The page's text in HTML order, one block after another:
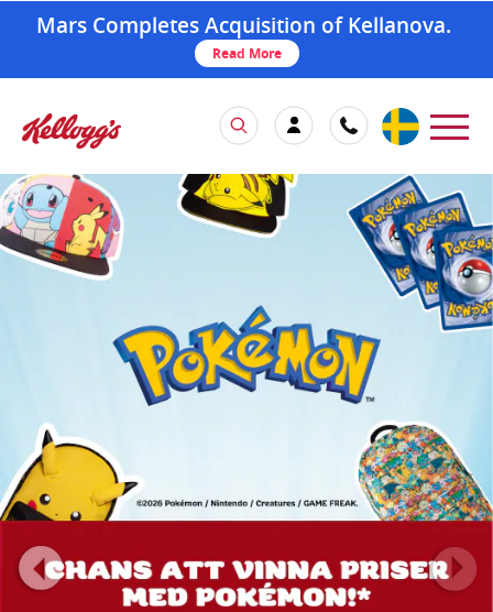
Mars Completes Acquisition of Kellanova.
Read More